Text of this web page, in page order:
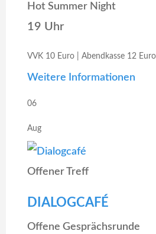
Hot Summer Night
19 Uhr
VVK 10 Euro | Abendkasse 12 Euro
Weitere Informationen
06
Aug
Offener Treff
DIALOGCAFÉ
Offene Gesprächsrunde